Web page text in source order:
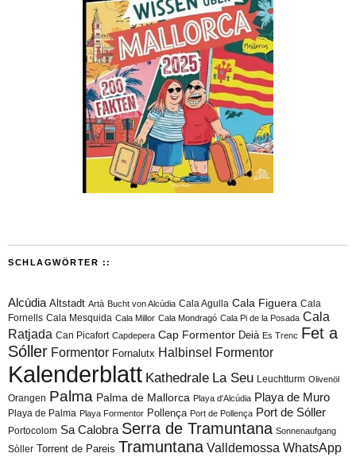
SCHLAGWÖRTER ::
Alcúdia Altstadt Artà Bucht von Alcúdia Cala Agulla Cala Figuera Cala
Fornells Cala Mesquida Cala Millor Cala Mondragó Cala Pi de la Posada Cala
Ratjada Can Picafort Capdepera Cap Formentor Deià Es Trenc Fet a
Sóller Formentor Fornalutx Halbinsel Formentor
Kalenderblatt Kathedrale La Seu Leuchtturm Olivenöl
Orangen Palma Palma de Mallorca Playa d'Alcúdia Playa de Muro
Playa de Palma Playa Formentor Pollença Port de Pollença Port de Sóller
Portocolom Sa Calobra Serra de Tramuntana Sonnenaufgang
Sòller Torrent de Pareis Tramuntana Valldemossa WhatsApp